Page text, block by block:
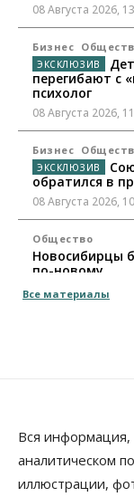
08 Августа 2026,
Бизнес
перегибают с
психолог
08 Августа 2026,
Бизнес
обратился в
08 Августа 2026,
Общество
Новосибирцы
по-новому
08 Августа 2026,
В
против нового
07 Августа 2026,
Все материалы
Вся
аналитическом
иллюстрации,